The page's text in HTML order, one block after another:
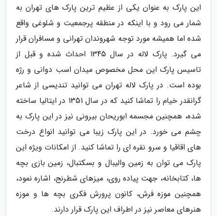
این پارک به عنوان یکی از عظیم ترین پارک های تهران به
شمار می رود و با اینکه در منطقه پرجمعیت و شلوغی واقع
شده اما همیشه مورد توجه شهروندان تهرانی و مسافران قرار
می گیرد. پارک لاله در سال 1345 احداث شده و قبل از
تاسیس پارک این محل مخصوص میدان اسب دوانی و رژه
بوده است. در پارک لاله تهران می توانید تندیسی از شاعر
گرانقدر خیام را تماشا کنید که در سال 1351 در ایتالیا ساخته
شده، همچنین مجسمه ابوریحان بیرونی نیز در این پارک به
چشم می خورد. در این پارک زیبا می توانید انواع درخت
های اقاقیا و سرو نقره ای را تماشا کنید. از امکانات ویژه این
پارک می توان به زمین والیبال و بسکتبال، زمین بازی بچه
ها، کتابخانه، جهت پیاده روی، میزهای شطرنج، اشاره نمود،
همچنین موزه فرش، کانون پرورش فکری بچه ها و موزه
هنرهای معاصر نیز در اطراف این پارک قرار دارند.